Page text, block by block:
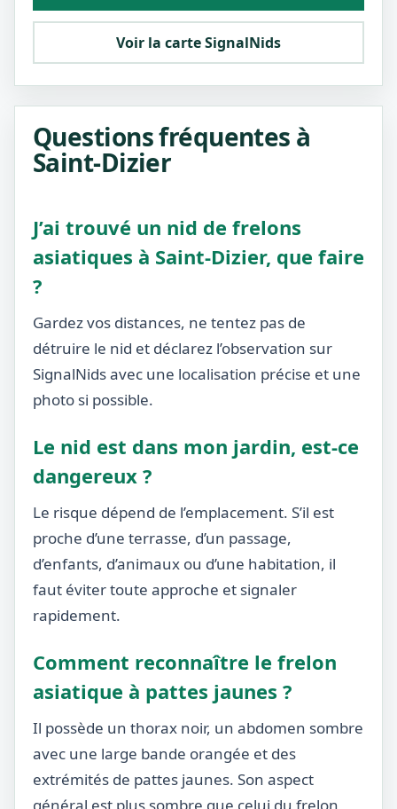
Voir la carte SignalNids
Questions fréquentes à
Saint-Dizier
J’ai trouvé un nid de frelons
asiatiques à Saint-Dizier, que faire
?
Gardez vos distances, ne tentez pas de
détruire le nid et déclarez l’observation sur
SignalNids avec une localisation précise et une
photo si possible.
Le nid est dans mon jardin, est-ce
dangereux ?
Le risque dépend de l’emplacement. S’il est
proche d’une terrasse, d’un passage,
d’enfants, d’animaux ou d’une habitation, il
faut éviter toute approche et signaler
rapidement.
Comment reconnaître le frelon
asiatique à pattes jaunes ?
Il possède un thorax noir, un abdomen sombre
avec une large bande orangée et des
extrémités de pattes jaunes. Son aspect